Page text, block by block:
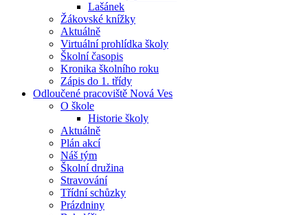
Lašánek
Žákovské knížky
Aktuálně
Virtuální prohlídka školy
Školní časopis
Kronika školního roku
Zápis do 1. třídy
Odloučené pracoviště Nová Ves
O škole
Historie školy
Aktuálně
Plán akcí
Náš tým
Školní družina
Stravování
Třídní schůzky
Prázdniny